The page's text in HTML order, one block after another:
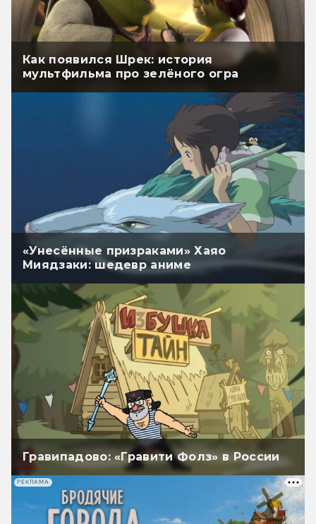
Как появился Шрек: история
мультфильма про зелёного огра
«Унесённые призраками» Хаяо
Миядзаки: шедевр аниме
Гравипадово: «Гравити Фолз» в России
РЕКЛАМА